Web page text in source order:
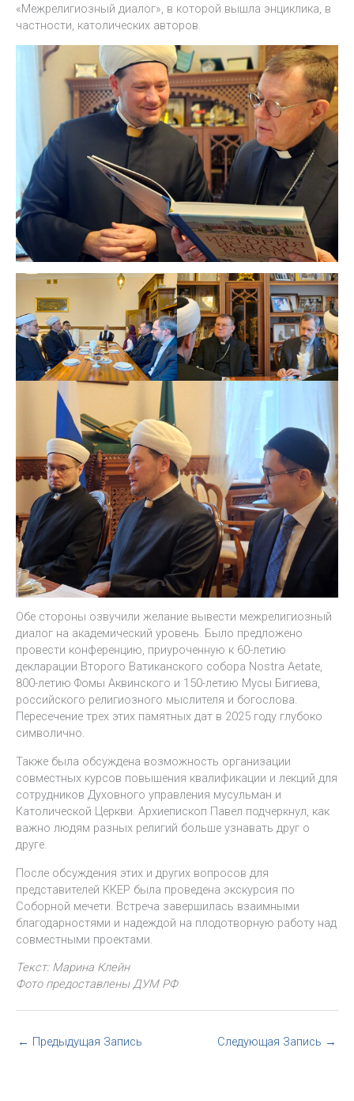
«Межрелигиозный диалог», в которой вышла энциклика, в
частности, католических авторов.
Обе стороны озвучили желание вывести межрелигиозный
диалог на академический уровень. Было предложено
провести конференцию, приуроченную к 60-летию
декларации Второго Ватиканского собора Nostra Aetate,
800-летию Фомы Аквинского и 150-летию Мусы Бигиева,
российского религиозного мыслителя и богослова.
Пересечение трех этих памятных дат в 2025 году глубоко
символично.
Также была обсуждена возможность организации
совместных курсов повышения квалификации и лекций для
сотрудников Духовного управления мусульман и
Католической Церкви. Архиепископ Павел подчеркнул, как
важно людям разных религий больше узнавать друг о
друге.
После обсуждения этих и других вопросов для
представителей ККЕР была проведена экскурсия по
Соборной мечети. Встреча завершилась взаимными
благодарностями и надеждой на плодотворную работу над
совместными проектами.
Текст: Марина Клейн
Фото предоставлены ДУМ РФ
← Предыдущая Запись Следующая Запись →